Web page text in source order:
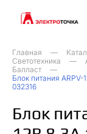
Главная
Светотехника
Балласт
Блок питания ARPV-
032316
Блок